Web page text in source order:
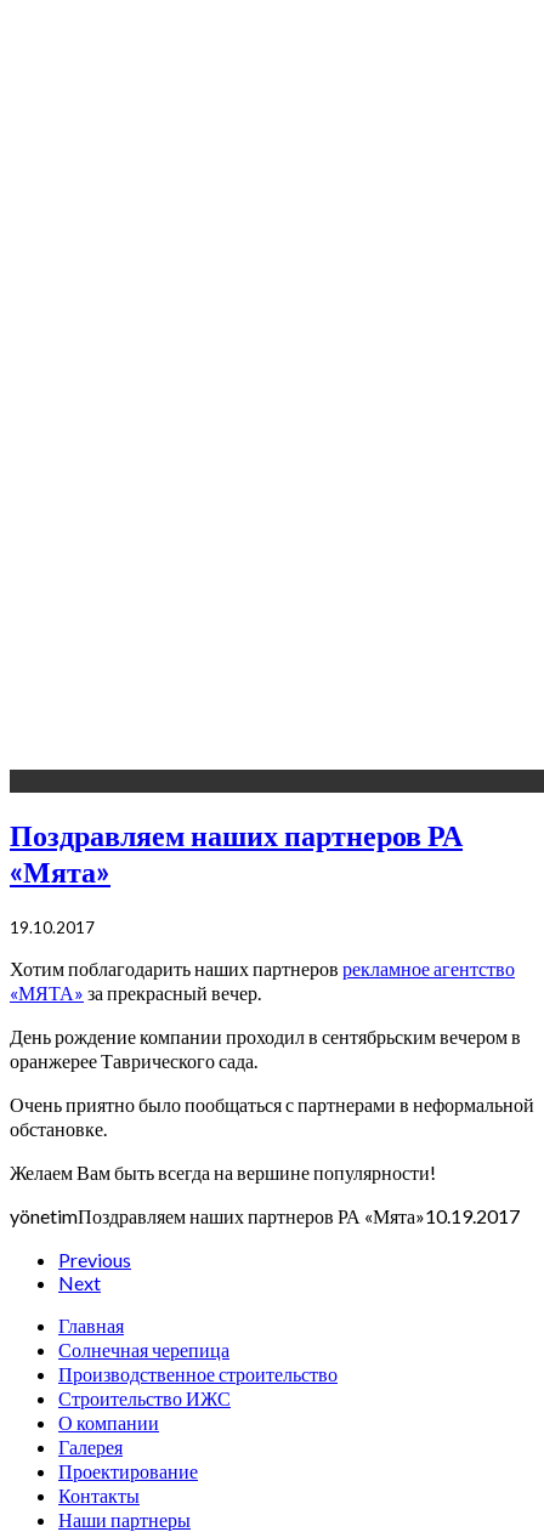
Поздравляем наших партнеров РА
«Мята»
19.10.2017
Хотим поблагодарить наших партнеров рекламное агентство
«МЯТА» за прекрасный вечер.
День рождение компании проходил в сентябрьским вечером в
оранжерее Таврического сада.
Очень приятно было пообщаться с партнерами в неформальной
обстановке.
Желаем Вам быть всегда на вершине популярности!
yönetimПоздравляем наших партнеров РА «Мята»10.19.2017
Previous
Next
Главная
Солнечная черепица
Производственное строительство
Строительство ИЖС
О компании
Галерея
Проектирование
Контакты
Наши партнеры